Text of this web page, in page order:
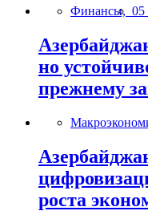
Финансы, 05
но
прежнему
роста